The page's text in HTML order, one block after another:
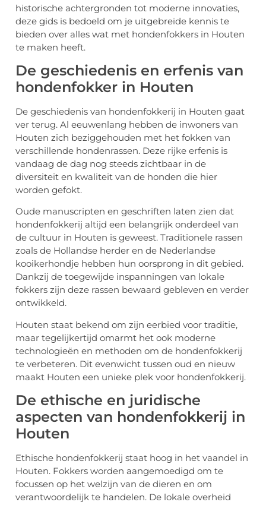
historische achtergronden tot moderne innovaties,
deze gids is bedoeld om je uitgebreide kennis te
bieden over alles wat met hondenfokkers in Houten
te maken heeft.
De geschiedenis en erfenis van
hondenfokker in Houten
De geschiedenis van hondenfokkerij in Houten gaat
ver terug. Al eeuwenlang hebben de inwoners van
Houten zich beziggehouden met het fokken van
verschillende hondenrassen. Deze rijke erfenis is
vandaag de dag nog steeds zichtbaar in de
diversiteit en kwaliteit van de honden die hier
worden gefokt.
Oude manuscripten en geschriften laten zien dat
hondenfokkerij altijd een belangrijk onderdeel van
de cultuur in Houten is geweest. Traditionele rassen
zoals de Hollandse herder en de Nederlandse
kooikerhondje hebben hun oorsprong in dit gebied.
Dankzij de toegewijde inspanningen van lokale
fokkers zijn deze rassen bewaard gebleven en verder
ontwikkeld.
Houten staat bekend om zijn eerbied voor traditie,
maar tegelijkertijd omarmt het ook moderne
technologieën en methoden om de hondenfokkerij
te verbeteren. Dit evenwicht tussen oud en nieuw
maakt Houten een unieke plek voor hondenfokkerij.
De ethische en juridische
aspecten van hondenfokkerij in
Houten
Ethische hondenfokkerij staat hoog in het vaandel in
Houten. Fokkers worden aangemoedigd om te
focussen op het welzijn van de dieren en om
verantwoordelijk te handelen. De lokale overheid